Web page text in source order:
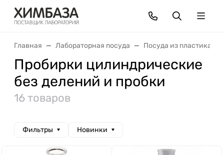
Главная Лабораторная посуда Посуда из пластика
Пробирки цилиндрические
без делений и пробки
16 товаров
Фильтры Новинки